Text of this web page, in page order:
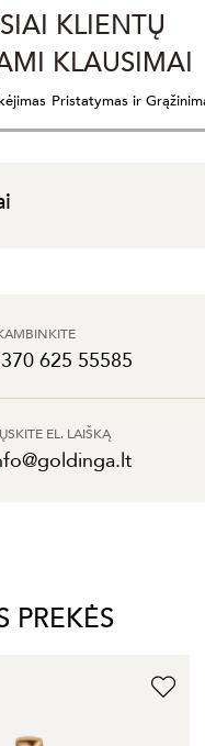
625 55585
EL. LAIŠKĄ
KLIENTŲ
KLAUSIMAI
Pristatymas ir
PREKĖS